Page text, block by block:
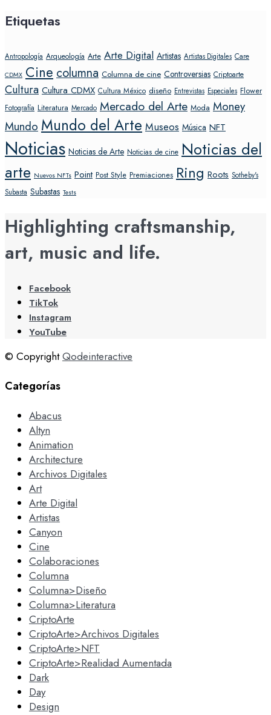
Etiquetas
Antropología Arqueología Arte Arte Digital Artistas Artistas Digitales Care
CDMX Cine columna Columna de cine Controversias Criptoarte
Cultura Cultura CDMX Cultura México diseño Entrevistas Especiales Flower
Fotografía Literatura Mercado Mercado del Arte Moda Money
Mundo Mundo del Arte Museos Música NFT
Noticias Noticias de Arte Noticias de cine Noticias del
arte Nuevos NFTs Point Post Style Premiaciones Ring Roots Sotheby's
Subasta Subastas Tests
Highlighting craftsmanship,
art, music and life.
Facebook
TikTok
Instagram
YouTube
© CopyrightQodeinteractive
Categorías
Abacus
Altyn
Animation
Architecture
Archivos Digitales
Art
Arte Digital
Artistas
Canyon
Cine
Colaboraciones
Columna
Columna>Diseño
Columna>Literatura
CriptoArte
CriptoArte>Archivos Digitales
CriptoArte>NFT
CriptoArte>Realidad Aumentada
Dark
Day
Design